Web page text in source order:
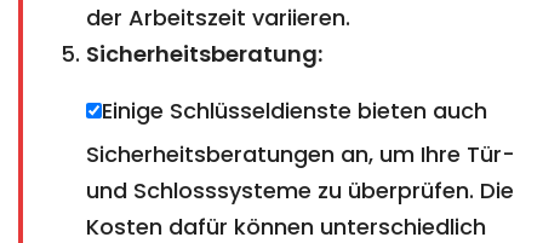
der Arbeitszeit variieren.
Sicherheitsberatung:
Einige Schlüsseldienste bieten auch
Sicherheitsberatungen an, um Ihre Tür-
und Schlosssysteme zu überprüfen. Die
Kosten dafür können unterschiedlich